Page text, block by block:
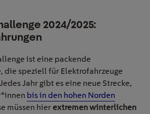
2024/2025:
ist eine packende
die speziell für Elektrofahrzeuge
Jahr gibt es eine neue Strecke,
bis in den hohen Norden
müssen hier extremen winterlichen